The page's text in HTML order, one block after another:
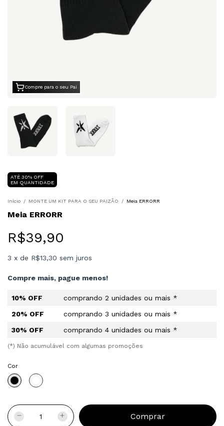
Compre para o seu Pai
ATÉ 30% OFF
EM QUANTIDADE
Início / MONTE UM KIT PARA O SEU PAIZÃO / Meia ERRORR
Meia ERRORR
R$39,90
3 x de R$13,30 sem juros
Compre mais, pague menos!
10% OFF
comprando 2 unidades ou mais *
20% OFF
comprando 3 unidades ou mais *
30% OFF
comprando 4 unidades ou mais *
(*) Não acumulável com algumas promoções
Cor